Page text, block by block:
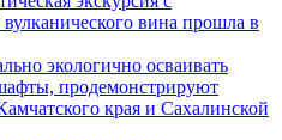
вулканического вина прошла в
экологично осваивать
продемонстрируют
края и Сахалинской